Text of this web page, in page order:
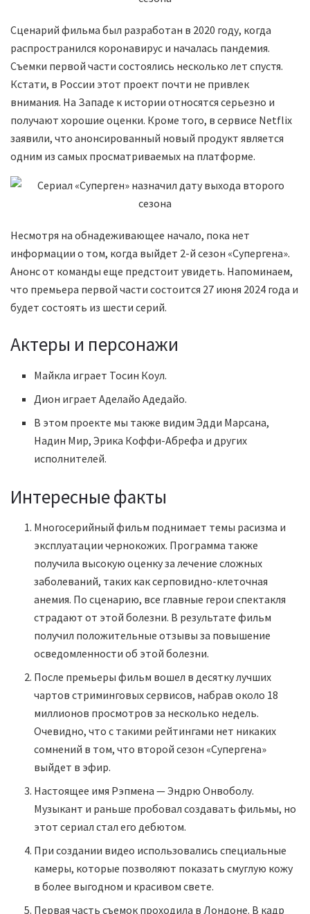
Сценарий фильма был разработан в 2020 году, когда
распространился коронавирус и началась пандемия.
Съемки первой части состоялись несколько лет спустя.
Кстати, в России этот проект почти не привлек
внимания. На Западе к истории относятся серьезно и
получают хорошие оценки. Кроме того, в сервисе Netflix
заявили, что анонсированный новый продукт является
одним из самых просматриваемых на платформе.
Несмотря на обнадеживающее начало, пока нет
информации о том, когда выйдет 2-й сезон «Супергена».
Анонс от команды еще предстоит увидеть. Напоминаем,
что премьера первой части состоится 27 июня 2024 года и
будет состоять из шести серий.
Актеры и персонажи
Майкла играет Тосин Коул.
Дион играет Аделайо Адедайо.
В этом проекте мы также видим Эдди Марсана,
Надин Мир, Эрика Коффи-Абрефа и других
исполнителей.
Интересные факты
Многосерийный фильм поднимает темы расизма и
эксплуатации чернокожих. Программа также
получила высокую оценку за лечение сложных
заболеваний, таких как серповидно-клеточная
анемия. По сценарию, все главные герои спектакля
страдают от этой болезни. В результате фильм
получил положительные отзывы за повышение
осведомленности об этой болезни.
После премьеры фильм вошел в десятку лучших
чартов стриминговых сервисов, набрав около 18
миллионов просмотров за несколько недель.
Очевидно, что с такими рейтингами нет никаких
сомнений в том, что второй сезон «Супергена»
выйдет в эфир.
Настоящее имя Рэпмена — Эндрю Онвоболу.
Музыкант и раньше пробовал создавать фильмы, но
этот сериал стал его дебютом.
При создании видео использовались специальные
камеры, которые позволяют показать смуглую кожу
в более выгодном и красивом свете.
Первая часть съемок проходила в Лондоне. В кадр